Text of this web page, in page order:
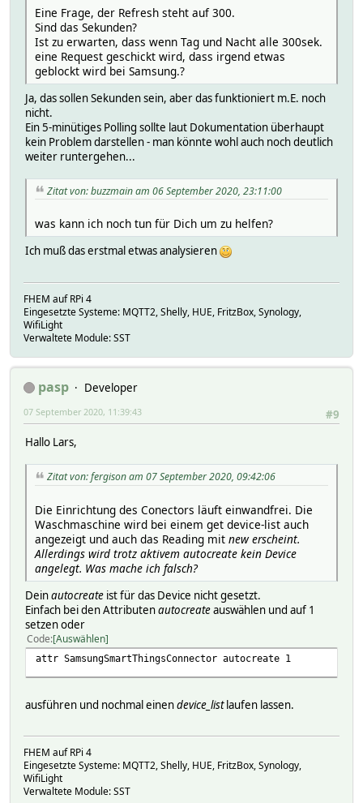
'label' =>
}
],
'deviceTypeName' => 'Samsung OCF
'deviceTypeId' => 'xxxxxxxx-xxxx-xxxx-
'type' => 'DTH',
'dth' => {
'deviceTypeName' => 'Samsung
'completedSetup' => bless( do{\(my
'deviceNetworkType' =>
'networkSecurityLevel' =>
},
'name' => 'dummy_name'
}
],
'_links' => {}
Device-ID - Name
main:
- switch
- refresh
- execute
- remoteControlStatus
- washerOperatingState
- powerConsumptionReport
- custom.error
- custom.disabledCapabilities
- custom.dthVersion
- custom.washerAutoDetergent
- custom.washerAutoSoftener
- custom.washerRinseCycles
- custom.washerSoilLevel
- custom.washerSpinLevel
- custom.washerWaterTemperature
- custom.jobBeginningStatus
OK
Eine Frage, der Refresh steht auf 300.
Sind das Sekunden?
Ist zu erwarten, dass wenn Tag und Nacht alle 300sek.
eine Request geschickt wird, dass irgend etwas
geblockt wird bei Samsung.?
Ja, das sollen Sekunden sein, aber das funktioniert m.E. noch
nicht.
Ein 5-minütiges Polling sollte laut Dokumentation überhaupt
kein Problem darstellen - man könnte wohl auch noch deutlich
weiter runtergehen...
Zitat von: buzzmain am 06 September 2020, 23:11:00
was kann ich noch tun für Dich um zu helfen?
Ich muß das erstmal etwas analysieren
FHEM auf RPi 4
Eingesetzte Systeme: MQTT2, Shelly, HUE, FritzBox, Synology,
WifiLight
Verwaltete Module: SST
pasp
Developer
#9
07 September 2020, 11:39:43
Hallo Lars,
Zitat von: fergison am 07 September 2020, 09:42:06
Die Einrichtung des Conectors läuft einwandfrei. Die
Waschmaschine wird bei einem get device-list auch
angezeigt und auch das Reading mit newerscheint.
Allerdings wird trotz aktivem autocreate kein Device
angelegt. Was mache ich falsch?
Deinautocreate ist für das Device nicht gesetzt.
Einfach bei den Attributenautocreateauswählen und auf 1
setzen oder
Code Auswählen
attr SamsungSmartThingsConnector autocreate 1
ausführen und nochmal einendevice_listlaufen lassen.
FHEM auf RPi 4
Eingesetzte Systeme: MQTT2, Shelly, HUE, FritzBox, Synology,
WifiLight
Verwaltete Module: SST